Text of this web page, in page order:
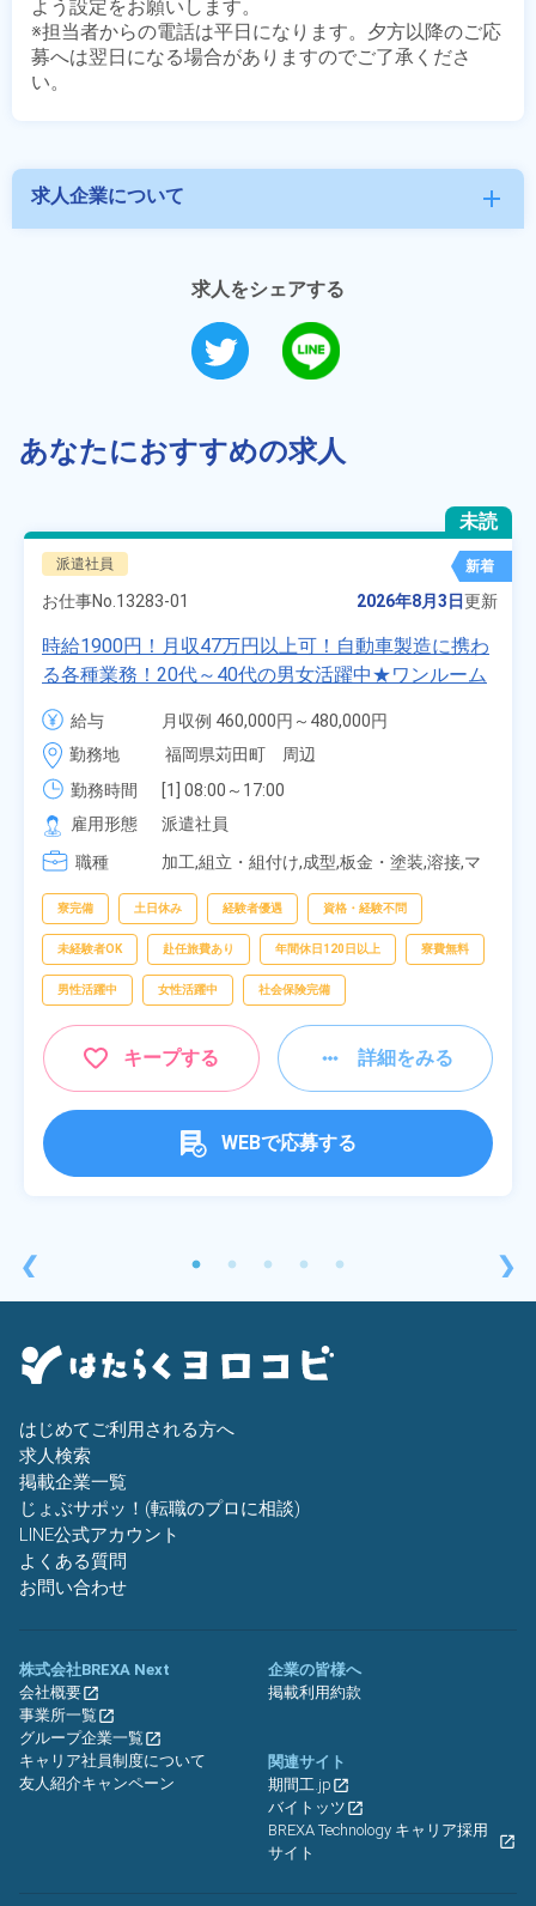
よう設定をお願いします。
※担当者からの電話は平日になります。夕方以降のご応
募へは翌日になる場合がありますのでご了承くださ
求人企業について add
求人をシェアする
あなたにおすすめの求人
❮
未読
派遣社員 新着
お仕事No. 13283-01 2026年8月3日更新
時給1900円！月収47万円以上可！自動車製造に携わ
る各種業務！20代～40代の男女活躍中★ワンルーム
寮無料！マイカー通勤OK！無料駐車場あり！赴任旅
費会社負担！社員食堂あり！日払いあり！土日休
み！特別賞与90万円支給！《福岡県京都郡苅田町》
給与
月収例 460,000円～480,000円
時給 1,900円～1,900円
勤務地
福岡県苅田町　周辺
勤務時間
[1] 08:00～17:00
[2] 20:00～05:00
[3] 06:30～15:00
[4] 14:30～23:00
雇用形態
派遣社員
職種
加工,組立・組付け,成型,板金・塗装,溶接,マ
査,物流・配送
寮完備 土日休み 経験者優遇 資格・経験不問
未経験者OK 赴任旅費あり 年間休日120日以上 寮費無料
男性活躍中 女性活躍中 社会保険完備
キープする 詳細をみる
WEBで応募する
❯
はじめてご利用される方へ
求人検索
掲載企業一覧
じょぶサポッ！(転職のプロに相談)
LINE公式アカウント
よくある質問
お問い合わせ
株式会社BREXA Next
会社概要
事業所一覧
グループ企業一覧
キャリア社員制度について
友人紹介キャンペーン
企業の皆様へ
掲載利用約款
関連サイト
期間工.jp
バイトッツ
BREXA Technology キャリア採用
サイト